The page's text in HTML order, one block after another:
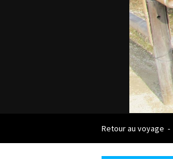
Retour au voyage -